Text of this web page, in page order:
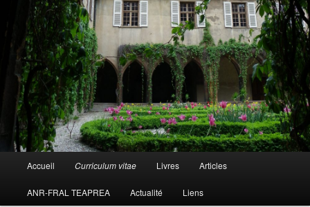
principal
Aller
au
Accueil Curriculum vitae Livres Articles
ANR-FRAL TEAPREA Actualité Liens